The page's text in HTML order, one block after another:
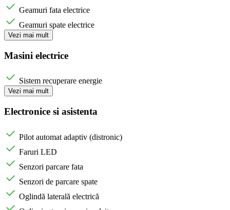
Geamuri fata electrice
Geamuri spate electrice
Vezi mai mult
Masini electrice
Sistem recuperare energie
Vezi mai mult
Electronice si asistenta
Pilot automat adaptiv (distronic)
Faruri LED
Senzori parcare fata
Senzori de parcare spate
Oglindă laterală electrică